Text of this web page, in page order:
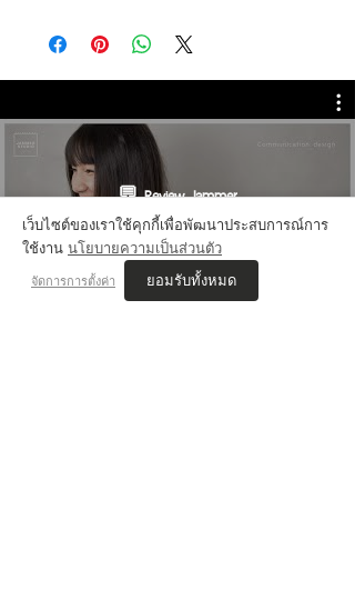
💬 Review Jammer
เว็บไซต์ของเราใช้คุกกี้เพื่อพัฒนาประสบการณ์การ
ใช้งาน นโยบายความเป็นส่วนตัว
จัดการการตั้งค่า ยอมรับทั้งหมด